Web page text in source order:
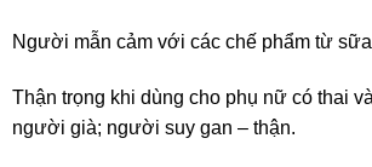
Người mẫn cảm với các chế phẩm từ
Thận trọng khi dùng cho phụ nữ có thai
người già; người suy gan – thận.